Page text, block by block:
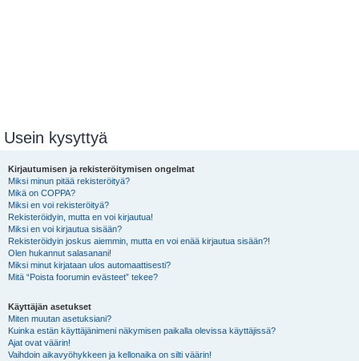
Usein kysyttyä
Kirjautumisen ja rekisteröitymisen ongelmat
Miksi minun pitää rekisteröityä?
Mikä on COPPA?
Miksi en voi rekisteröityä?
Rekisteröidyin, mutta en voi kirjautua!
Miksi en voi kirjautua sisään?
Rekisteröidyin joskus aiemmin, mutta en voi enää kirjautua sisään?!
Olen hukannut salasanani!
Miksi minut kirjataan ulos automaattisesti?
Mitä “Poista foorumin evästeet” tekee?
Käyttäjän asetukset
Miten muutan asetuksiani?
Kuinka estän käyttäjänimeni näkymisen paikalla olevissa käyttäjissä?
Ajat ovat väärin!
Vaihdoin aikavyöhykkeen ja kellonaika on silti väärin!